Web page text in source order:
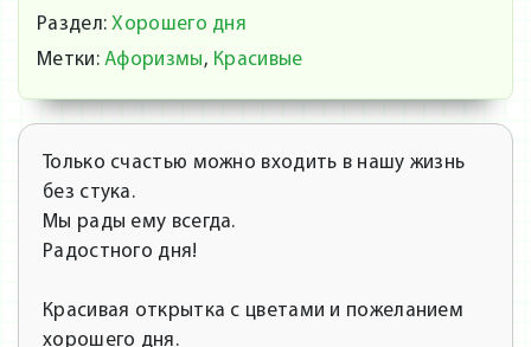
Раздел: Хорошего дня
Метки: Афоризмы, Красивые
Только счастью можно входить в нашу жизнь
без стука.
Мы рады ему всегда.
Радостного дня!
Красивая открытка с цветами и пожеланием
хорошего дня.